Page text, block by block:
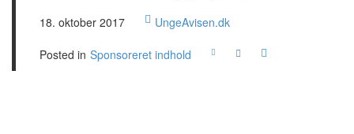
18. oktober 2017 UngeAvisen.dk
Posted in Sponsoreret indhold